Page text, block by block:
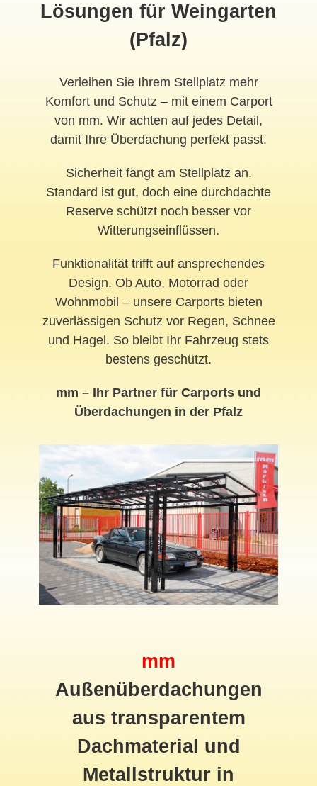
Lösungen für Weingarten
(Pfalz)
Verleihen Sie Ihrem Stellplatz mehr
Komfort und Schutz – mit einem Carport
von mm. Wir achten auf jedes Detail,
damit Ihre Überdachung perfekt passt.
Sicherheit fängt am Stellplatz an.
Standard ist gut, doch eine durchdachte
Reserve schützt noch besser vor
Witterungseinflüssen.
Funktionalität trifft auf ansprechendes
Design. Ob Auto, Motorrad oder
Wohnmobil – unsere Carports bieten
zuverlässigen Schutz vor Regen, Schnee
und Hagel. So bleibt Ihr Fahrzeug stets
bestens geschützt.
mm – Ihr Partner für Carports und
Überdachungen in der Pfalz
mm
Außenüberdachungen
aus transparentem
Dachmaterial und
Metallstruktur in